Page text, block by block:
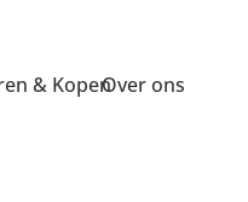
& KopenOver ons